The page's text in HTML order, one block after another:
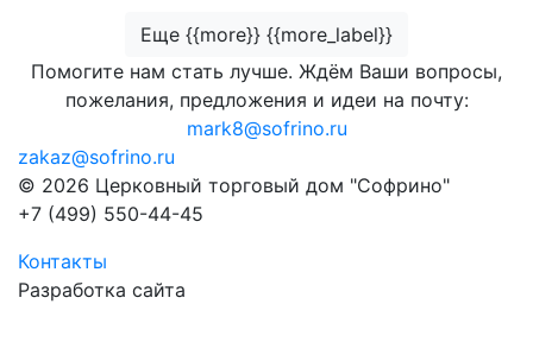
Еще {{more}} {{more_label}}
Помогите нам стать лучше. Ждём Ваши вопросы,
пожелания, предложения и идеи на почту:
mark8@sofrino.ru
zakaz@sofrino.ru
© 2026 Церковный торговый дом "Софрино"
+7 (499) 550-44-45
Контакты
Разработка сайта